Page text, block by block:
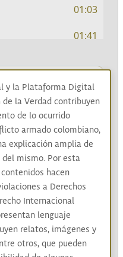
01:03
01:41
00:53
barca
labios para no
Los doce
y Paz del Pacífico
|
y la Plataforma Digital
la Verdad contribuyen
de lo ocurrido
armado colombiano,
explicación amplia de
mismo. Por esta
hacen
a Derechos
Internacional
lenguaje
relatos, imágenes y
otros, que pueden